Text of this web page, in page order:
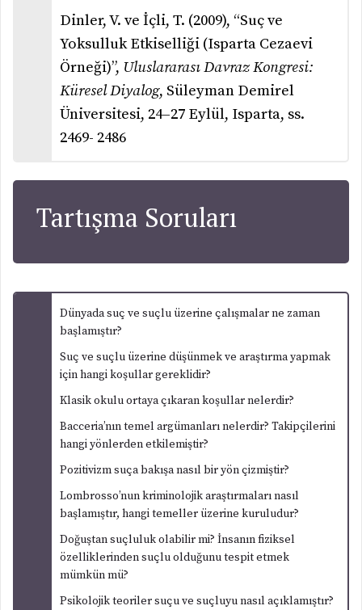
Dinler, V. ve İçli, T. (2009), “Suç ve
Yoksulluk Etkiselliği (Isparta Cezaevi
Örneği)”, Uluslararası Davraz Kongresi:
Küresel Diyalog, Süleyman Demirel
Üniversitesi, 24–27 Eylül, Isparta, ss.
2469- 2486
Tartışma Soruları
Dünyada suç ve suçlu üzerine çalışmalar ne zaman
başlamıştır?
Suç ve suçlu üzerine düşünmek ve araştırma yapmak
için hangi koşullar gereklidir?
Klasik okulu ortaya çıkaran koşullar nelerdir?
Bacceria’nın temel argümanları nelerdir? Takipçilerini
hangi yönlerden etkilemiştir?
Pozitivizm suça bakışa nasıl bir yön çizmiştir?
Lombrosso’nun kriminolojik araştırmaları nasıl
başlamıştır, hangi temeller üzerine kuruludur?
Doğuştan suçluluk olabilir mi? İnsanın fiziksel
özelliklerinden suçlu olduğunu tespit etmek
mümkün mü?
Psikolojik teoriler suçu ve suçluyu nasıl açıklamıştır?